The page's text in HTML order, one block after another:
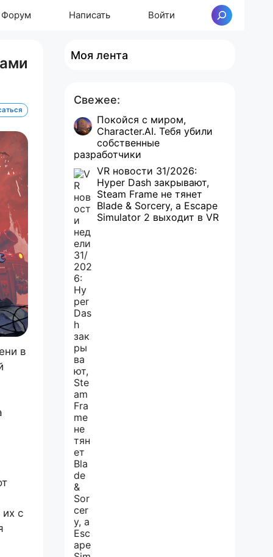
Форум Написать Войти Поиск
в
с
Моя лента
Свежее:
Покойся с миром,
Character.AI. Тебя убили
собственные
разработчики
VR новости 31/2026:
Hyper Dash закрывают,
Steam Frame не тянет
Blade & Sorcery, а Escape
Simulator 2 выходит в VR